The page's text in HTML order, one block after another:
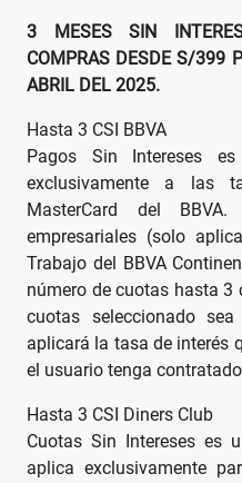
3 MESES SIN
COMPRAS DESDE S/399
ABRIL DEL 2025.
Hasta 3 CSI BBVA
Pagos Sin Intereses
exclusivamente a las
MasterCard del
empresariales (solo
Trabajo del BBVA
número de cuotas hasta 3
cuotas seleccionado
aplicará la tasa de interés
el usuario tenga
Hasta 3 CSI Diners Club
Cuotas Sin Intereses es
aplica exclusivamente